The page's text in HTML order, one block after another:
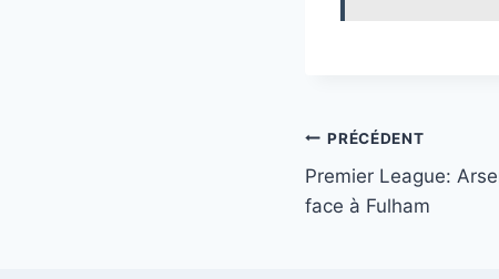
Navigation
de
PRÉCÉDENT
Premier League:
face à Fulham